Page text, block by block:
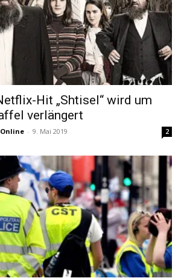
Hit „Shtisel“ wird um
verlängert
- 9. Mai 2019 2